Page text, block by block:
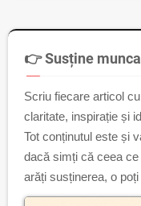
👉 Susține
Scriu fiecare articol
claritate, inspirație și
Tot conținutul este și
dacă simți că ceea
arăți susținerea, o